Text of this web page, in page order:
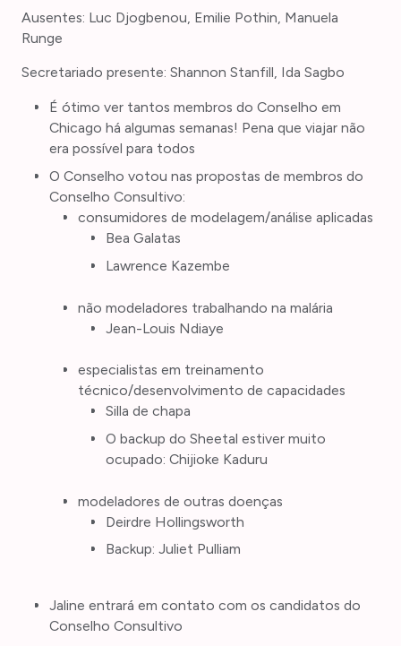
Ausentes: Luc Djogbenou, Emilie Pothin, Manuela
Runge
Secretariado presente: Shannon Stanfill, Ida Sagbo
É ótimo ver tantos membros do Conselho em
Chicago há algumas semanas! Pena que viajar não
era possível para todos
O Conselho votou nas propostas de membros do
Conselho Consultivo:
consumidores de modelagem/análise aplicadas
Bea Galatas
Lawrence Kazembe
não modeladores trabalhando na malária
Jean-Louis Ndiaye
especialistas em treinamento
técnico/desenvolvimento de capacidades
Silla de chapa
O backup do Sheetal estiver muito
ocupado: Chijioke Kaduru
modeladores de outras doenças
Deirdre Hollingsworth
Backup: Juliet Pulliam
Jaline entrará em contato com os candidatos do
Conselho Consultivo